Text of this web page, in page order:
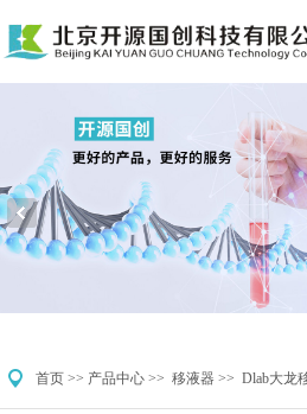
首页 >> 产品中心 >> 移液器 >> Dlab大龙